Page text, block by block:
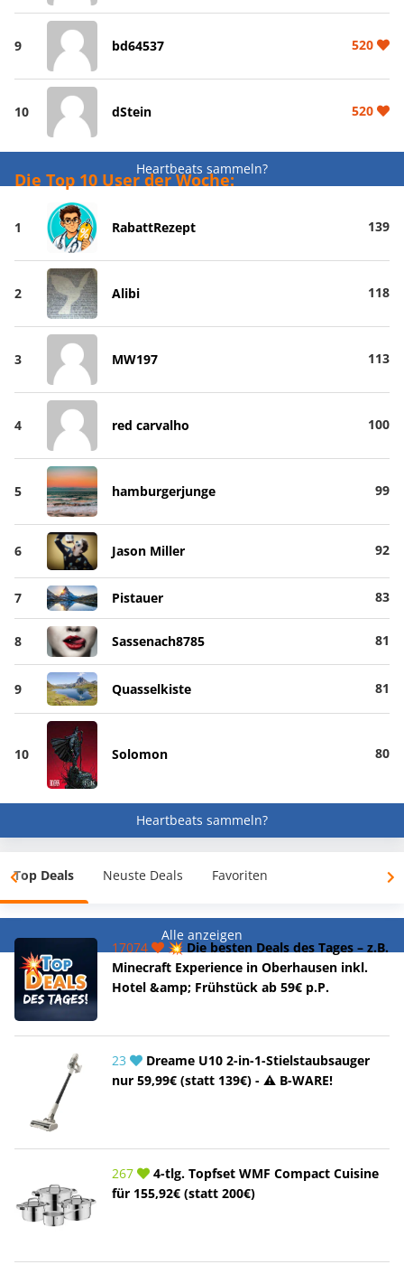
9 bd64537 520
10 dStein 520
Heartbeats sammeln?
Die Top 10 User der Woche:
1 RabattRezept 139
2 Alibi 118
3 MW197 113
4 red carvalho 100
5 hamburgerjunge 99
6 Jason Miller 92
7 Pistauer 83
8 Sassenach8785 81
9 Quasselkiste 81
10 Solomon 80
Heartbeats sammeln?
Top Deals Neuste Deals Favoriten
Alle anzeigen
17074
💥 Die besten Deals des Tages – z.B.
Minecraft Experience in Oberhausen inkl.
Hotel &amp; Frühstück ab 59€ p.P.
23
Dreame U10 2-in-1-Stielstaubsauger
nur 59,99€ (statt 139€) - ⚠️ B-WARE!
267
4-tlg. Topfset WMF Compact Cuisine
für 155,92€ (statt 200€)